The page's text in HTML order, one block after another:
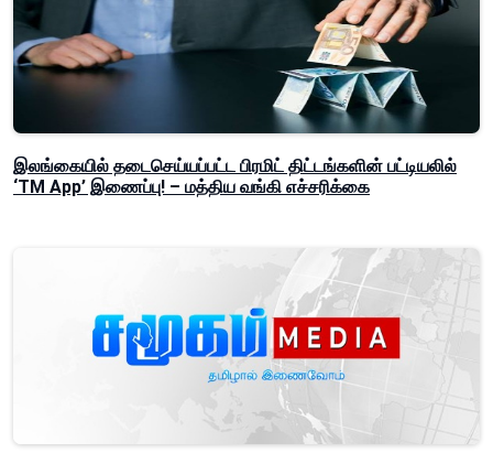
இலங்கையில் தடைசெய்யப்பட்ட பிரமிட் திட்டங்களின் பட்டியலில்
‘TM App’ இணைப்பு! – மத்திய வங்கி எச்சரிக்கை